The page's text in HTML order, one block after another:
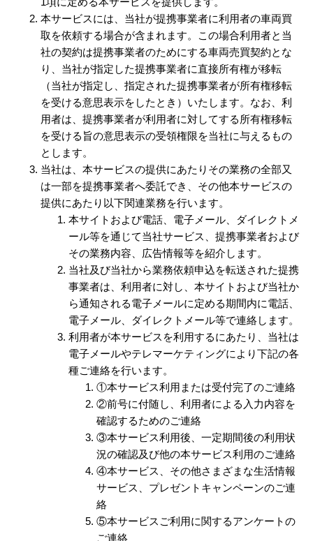
本サービスには、当社が提携事業者に利用者の車両買
取を依頼する場合が含まれます。この場合利用者と当
社の契約は提携事業者のためにする車両売買契約とな
り、当社が指定した提携事業者に直接所有権が移転
（当社が指定し、指定された提携事業者が所有権移転
を受ける意思表示をしたとき）いたします。なお、利
用者は、提携事業者が利用者に対してする所有権移転
を受ける旨の意思表示の受領権限を当社に与えるもの
とします。
当社は、本サービスの提供にあたりその業務の全部又
は一部を提携事業者へ委託でき、その他本サービスの
提供にあたり以下関連業務を行います。
本サイトおよび電話、電子メール、ダイレクトメ
ール等を通じて当社サービス、提携事業者および
その業務内容、広告情報等を紹介します。
当社及び当社から業務依頼申込を転送された提携
事業者は、利用者に対し、本サイトおよび当社か
ら通知される電子メールに定める期間内に電話、
電子メール、ダイレクトメール等で連絡します。
利用者が本サービスを利用するにあたり、当社は
電子メールやテレマーケティングにより下記の各
種ご連絡を行います。
①本サービス利用または受付完了のご連絡
②前号に付随し、利用者による入力内容を
確認するためのご連絡
③本サービス利用後、一定期間後の利用状
況の確認及び他の本サービス利用のご連絡
④本サービス、その他さまざまな生活情報
サービス、プレゼントキャンペーンのご連
絡
⑤本サービスご利用に関するアンケートの
ご連絡